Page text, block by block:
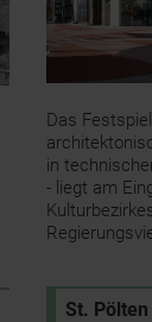
Das
in
- liegt am
St. Pölten